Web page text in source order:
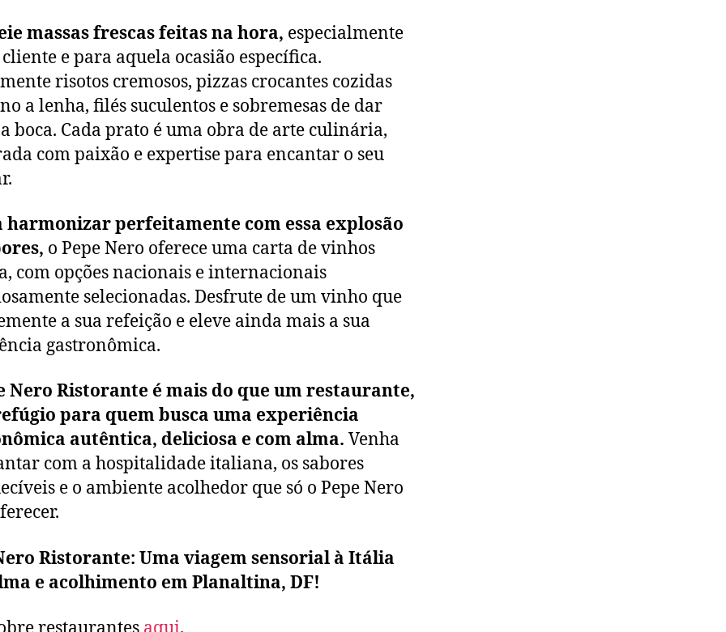
massas frescas feitas na hora, especialmente
e para aquela ocasião específica.
risotos cremosos, pizzas crocantes cozidas
a lenha, filés suculentos e sobremesas de dar
boca. Cada prato é uma obra de arte culinária,
com paixão e expertise para encantar o seu
harmonizar perfeitamente com essa explosão
o Pepe Nero oferece uma carta de vinhos
com opções nacionais e internacionais
selecionadas. Desfrute de um vinho que
a sua refeição e eleve ainda mais a sua
gastronômica.
Nero Ristorante é mais do que um restaurante,
para quem busca uma experiência
autêntica, deliciosa e com alma. Venha
com a hospitalidade italiana, os sabores
e o ambiente acolhedor que só o Pepe Nero
Ristorante: Uma viagem sensorial à Itália
e acolhimento em Planaltina, DF!